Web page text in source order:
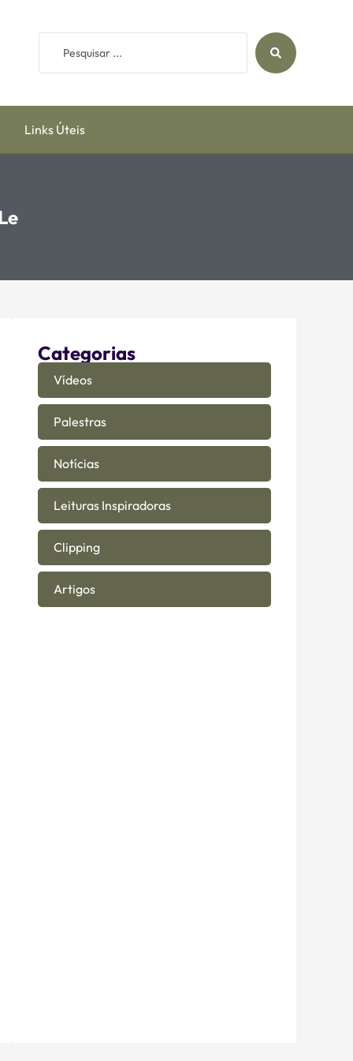
Links Úteis
Categorias
Vídeos
Palestras
Notícias
Leituras Inspiradoras
Clipping
Artigos